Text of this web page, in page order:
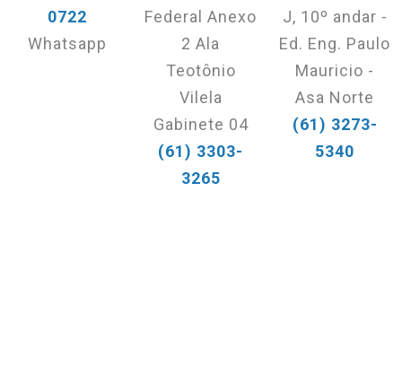
0722
Whatsapp
Federal Anexo
2 Ala
Teotônio
Vilela
Gabinete 04
(61) 3303-
3265
J, 10º andar -
Ed. Eng. Paulo
Mauricio -
Asa Norte
(61) 3273-
5340